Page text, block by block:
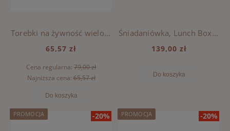
Torebki na żywność wielokrotnego użytku Rebus Liewood - SEA CREATURE / SANDY
65,57 zł
Cena regularna: 79,00 zł
Najniższa cena:65,57 zł
Do koszyka
Śniadaniówka, Lunch Box ARTHUR Liewood - AROUND THE WORLD / SANDY
139,00 zł
Do koszyka
-20%
PROMOCJA -20%
PROMOCJA